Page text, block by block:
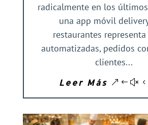
radicalmente en los
una app móvil
restaurantes
automatizadas, pedidos
clientes...
Leer Más